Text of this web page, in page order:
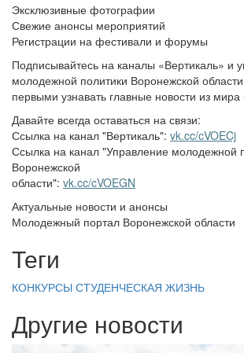
Эксклюзивные фотографии
Свежие анонсы мероприятий
Регистрации на фестивали и форумы
Подписывайтесь на каналы «Вертикаль» и
молодежной политики Воронежской
первыми узнавать главные новости из
Давайте всегда оставаться на связи:
Ссылка на канал "Вертикаль": vk.cc/cVOECj
Ссылка на канал "Управление молодежной
Воронежской
области": vk.cc/cVOEGN
Актуальные новости и анонсы
Молодежный портал Воронежской области
Теги
КОНКУРСЫ СТУДЕНЧЕСКАЯ ЖИЗНЬ
Другие новости